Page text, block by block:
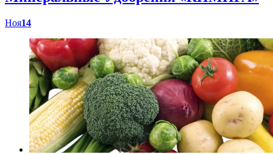
Ноя14